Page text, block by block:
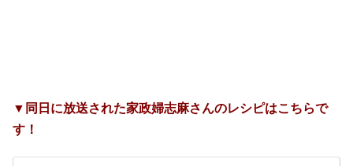
▼同日に放送された家政婦志麻さんのレシピはこちらで
す！